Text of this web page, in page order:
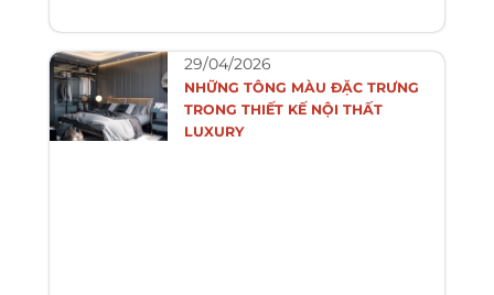
29/04/2026
NHỮNG TÔNG MÀU ĐẶC TRƯNG
TRONG THIẾT KẾ NỘI THẤT
LUXURY